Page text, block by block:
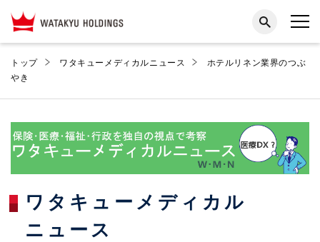
トップ ワタキューメディカルニュース
ホテルリネン業界のつぶ
やき
ワタキューメディカル
ニュース